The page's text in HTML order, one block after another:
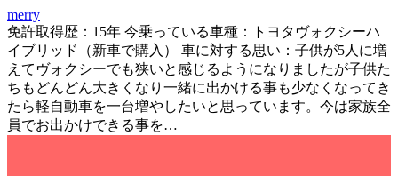
merry
免許取得歴：15年 今乗っている車種：トヨタヴォクシーハ
イブリッド（新車で購入） 車に対する思い：子供が5人に増
えてヴォクシーでも狭いと感じるようになりましたが子供た
ちもどんどん大きくなり一緒に出かける事も少なくなってき
たら軽自動車を一台増やしたいと思っています。今は家族全
員でお出かけできる事を…